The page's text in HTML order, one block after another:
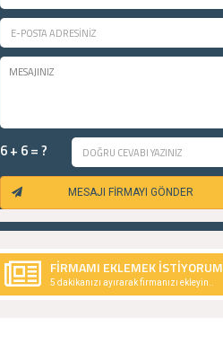
6 + 6 = ?
MESAJI FİRMAYI GÖNDER
FİRMAMI EKLEMEK İSTİYORUM
5 dakikanızı ayırarak firmanızı ekleyin..